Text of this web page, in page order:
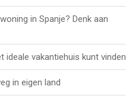
in Spanje? Denk aan
ideale vakantiehuis kunt vinden
in eigen land